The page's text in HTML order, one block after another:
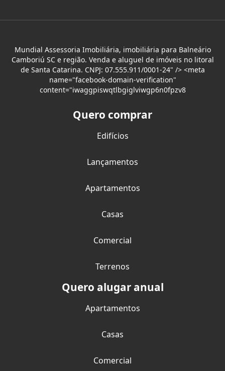
Mundial Assessoria Imobiliária, imobiliária para Balneário
Camboriú SC e região. Venda e aluguel de imóveis no litoral
de Santa Catarina. CNPJ: 07.555.911/0001-24" /> <meta
name="facebook-domain-verification"
content="iwaggpiswqtlbgiglviwgp6n0fpzv8
Quero comprar
Edifícios
Lançamentos
Apartamentos
Casas
Comercial
Terrenos
Quero alugar anual
Apartamentos
Casas
Comercial